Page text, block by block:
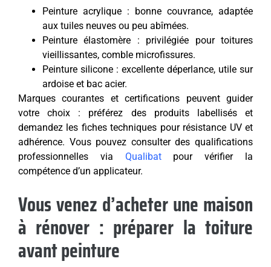
Peinture acrylique : bonne couvrance, adaptée
aux tuiles neuves ou peu abîmées.
Peinture élastomère : privilégiée pour toitures
vieillissantes, comble microfissures.
Peinture silicone : excellente déperlance, utile sur
ardoise et bac acier.
Marques courantes et certifications peuvent guider
votre choix : préférez des produits labellisés et
demandez les fiches techniques pour résistance UV et
adhérence. Vous pouvez consulter des qualifications
professionnelles via Qualibatpour vérifier la
compétence d’un applicateur.
Vous venez d’acheter une maison
à rénover : préparer la toiture
avant peinture